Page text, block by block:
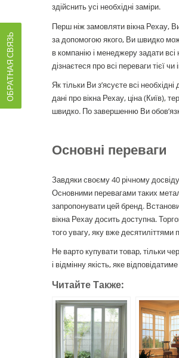
здійснить усі необхідні заміри.
Перш ніж замовляти вікна Рехау,
за допомогою якого, Ви швидко
в компанію і менеджеру задати
дізнаєтеся про всі переваги тієї
Як тільки Ви з’ясуєте всі
дані про вікна Рехау, ціна (Київ),
швидко. По завершенню Ви
Основні переваги
Завдяки своєму 40 річному
Основними перевагами таких
запропонувати цей бренд.
вікна Рехау досить доступна.
того увагу, яку вже десятиліттями
Не варто купувати товар, тільки
і відмінну якість, яке
Читайте Также:
ОБРАТНАЯ СВЯЗЬ